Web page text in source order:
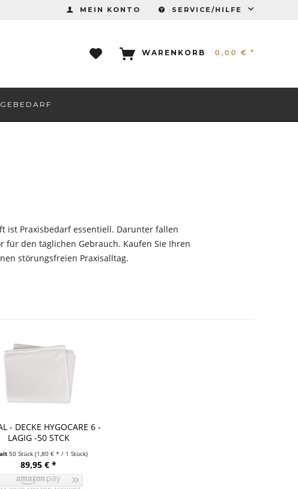
MEIN KONTO SERVICE/HILFE
WARENKORB 0,00 € *
ist Praxisbedarf essentiell. Darunter fallen
für den täglichen Gebrauch. Kaufen Sie Ihren
störungsfreien Praxisalltag.
- DECKE HYGOCARE 6 -
LAGIG -50 STCK
50 Stück (1,80 € * / 1 Stück)
89,95 € *